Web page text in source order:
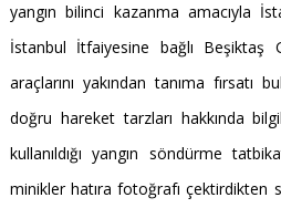
yangın bilinci kazanma amacıyla
İstanbul İtfaiyesine bağlı Beşiktaş
araçlarını yakından tanıma fırsatı
doğru hareket tarzları hakkında
kullanıldığı yangın söndürme
minikler hatıra fotoğrafı çektirdikten